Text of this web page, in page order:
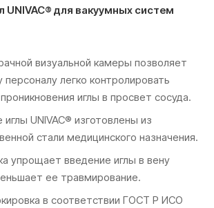
UNIVAC® для вакуумных систем
визуальной камеры позволяет
легко контролировать
иглы в просвет сосуда.
UNIVAC® изготовлены из
стали медицинского назначения.
упрощает введение иглы в вену
ее травмирование.
в соответствии ГОСТ Р ИСО